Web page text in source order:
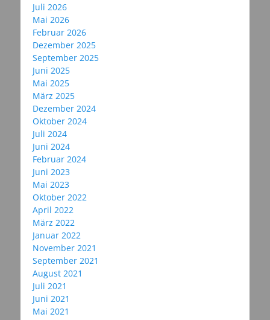
Juli 2026
Mai 2026
Februar 2026
Dezember 2025
September 2025
Juni 2025
Mai 2025
März 2025
Dezember 2024
Oktober 2024
Juli 2024
Juni 2024
Februar 2024
Juni 2023
Mai 2023
Oktober 2022
April 2022
März 2022
Januar 2022
November 2021
September 2021
August 2021
Juli 2021
Juni 2021
Mai 2021